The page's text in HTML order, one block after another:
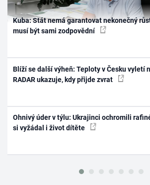
Kuba: Stát nemá garantovat nekonečný
musí být sami zodpovědní
Blíží se další výheň: Teploty v Česku vyletí
RADAR ukazuje, kdy přijde zvrat
Ohnivý úder v týlu: Ukrajinci ochromili
si vyžádal i život dítěte